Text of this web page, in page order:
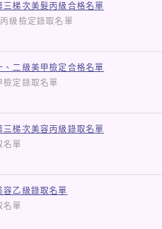
梯次美髮丙級合格名單
丙級檢定錄取名單
二級美甲檢定合格名單
檢定錄取名單
梯次美容丙級錄取名單
名單
乙級錄取名單
名單